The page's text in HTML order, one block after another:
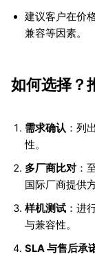
建议客户在价
兼容等因素。
如何选择？
需求确认 ：列
性。
多厂商比对：
国际厂商提供方
样机测试：进
与兼容性。
SLA 与售后承